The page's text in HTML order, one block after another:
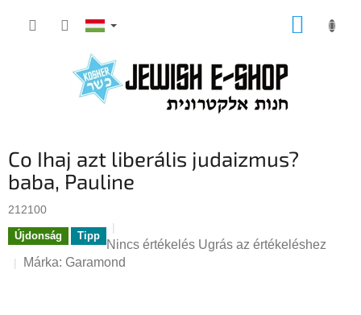
KOSÁR
Co Ihaj azt liberális judaizmus?
baba, Pauline
212100
Újdonság Tipp
A
termék
Nincs értékelés Ugrás az értékeléshez
Márka: Garamond